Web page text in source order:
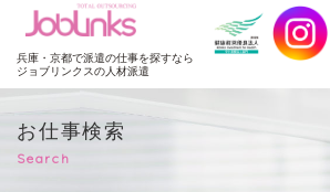
JobLinks
兵庫・京都で派遣の仕事を探すなら
ジョブリンクスの人材派遣
お仕事検索
Search